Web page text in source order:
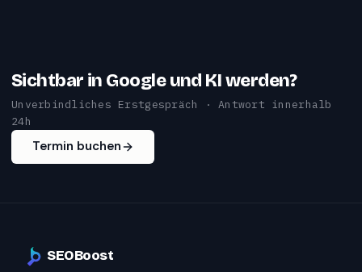
Sichtbar in Google und KI werden?
Unverbindliches Erstgespräch · Antwort innerhalb
24h
Termin buchen
SEOBoost